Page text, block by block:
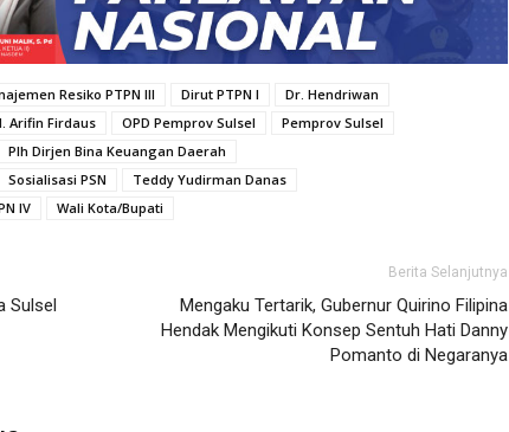
Resiko PTPN III Dirut PTPN I
Dr. Hendriwan
Arifin Firdaus OPD Pemprov Sulsel
Pemprov Sulsel
Plh Dirjen Bina Keuangan Daerah
Sosialisasi PSN
Teddy Yudirman Danas
IV
Wali Kota/Bupati
Sulsel
Berita Selanjutnya
Mengaku Tertarik, Gubernur Quirino Filipina
Hendak Mengikuti Konsep Sentuh Hati Danny
Pomanto di Negaranya